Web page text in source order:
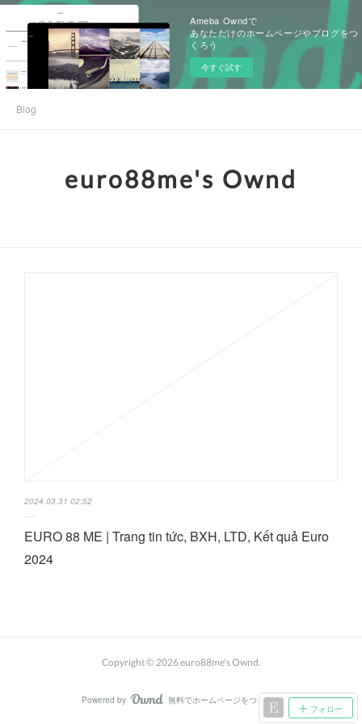
Ameba Owndで
あなただけのホームページやブログをつ
くろう
今すぐ試す
Blog
euro88me's Ownd
2024.03.31 02:52
EURO 88 ME | Trang tin tức, BXH, LTD, Kết quả Euro
2024
フォロー
Copyright © 2026euro88me's Ownd.
Powered by AmebaOwnd
無料でホームページをつくろう